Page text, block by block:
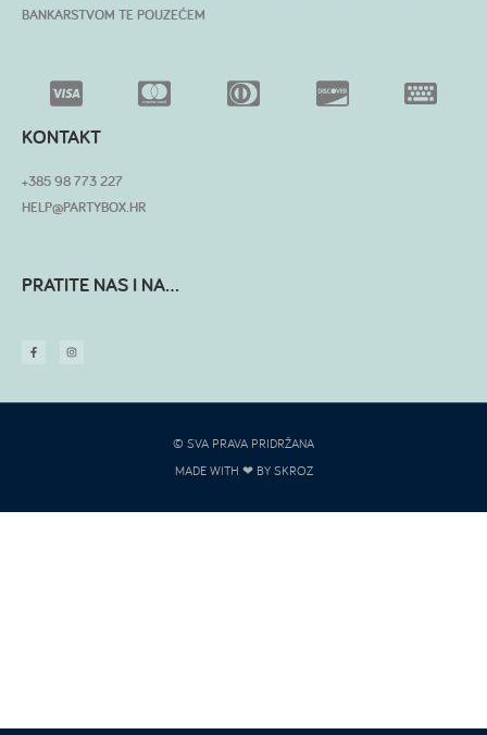
BANKARSTVOM TE POUZEĆEM
KONTAKT
+385 98 773 227
HELP@PARTYBOX.HR
PRATITE NAS I NA...
© SVA PRAVA PRIDRŽANA
MADE WITH ❤ BY SKROZ